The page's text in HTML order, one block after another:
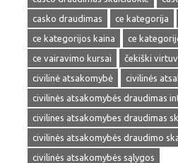
casko draudimas
ce kategorija
ce kategorijos kaina
ce
ce vairavimo kursai
čekiški
civilinė atsakomybė
civilinės
civilinės atsakomybės draudimas
civilines atsakomybes draudimas
civilinės atsakomybės draudimo
civilinės atsakomybės sąlygos